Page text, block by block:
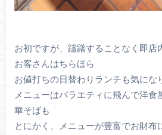
お初ですが、躊躇することなく即店
お客さんはちらほら
お値打ちの日替わりランチも気にな
メニューはバラエティに飛んで洋食
華そばも
とにかく、メニューが豊富でお財布